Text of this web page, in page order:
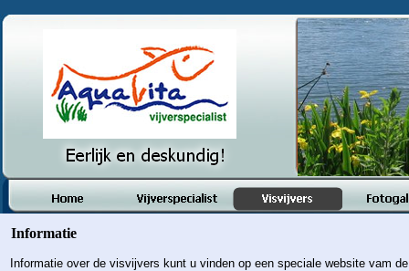
Informatie
Informatie over de visvijvers kunt u vinden op een speciale website vam